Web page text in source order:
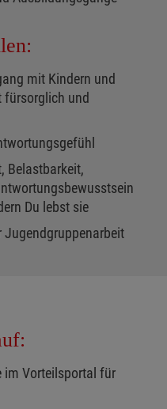
mit Kindern und
und
Belastbarkeit,
Du lebst sie
Jugendgruppenarbeit
im Vorteilsportal für